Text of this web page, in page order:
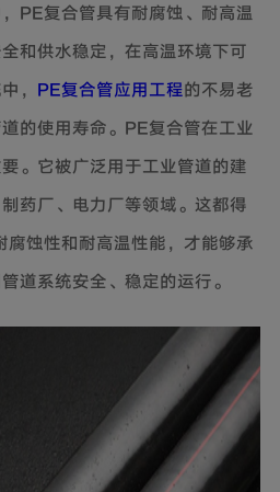
PE复合管具有耐腐蚀、耐高温
和供水稳定，在高温环境下可
， PE复合管应用工程的不易老
的使用寿命。PE复合管在工业
。它被广泛用于工业管道的建
药厂、电力厂等领域。这都得
蚀性和耐高温性能，才能够承
道系统安全、稳定的运行。